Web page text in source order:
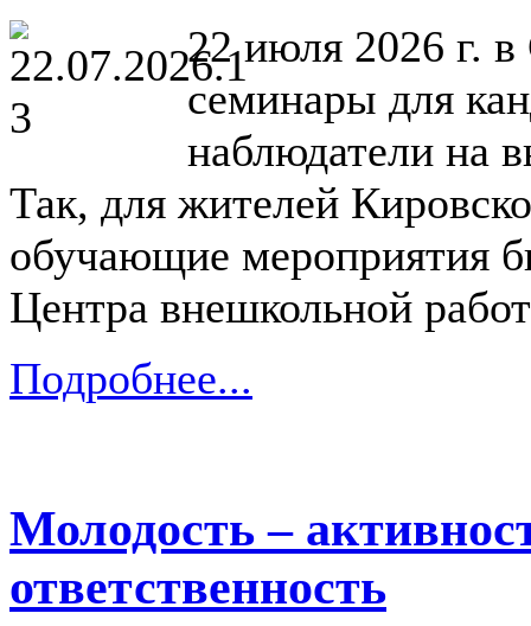
22 июля 2026 г.
семинары для
наблюдатели на
Так, для жителей
обучающие мероприятия
Центра внешкольной
Подробнее...
Молодость –
ответственность